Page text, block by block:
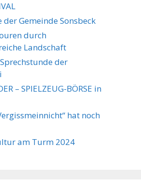
der Gemeinde Sonsbeck
durch
Landschaft
der
– SPIELZEUG-BÖRSE in
hat noch
am Turm 2024